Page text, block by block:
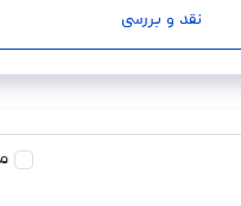
نقد و بررسی